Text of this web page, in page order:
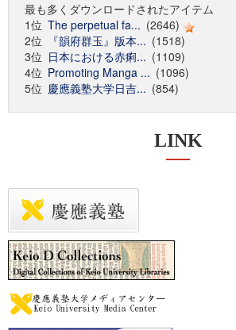
最も多くダウンロードされたアイテム
1位 The perpetual fa... (2646)
2位
『韻府群玉』版本... (1518)
3位 日本における赤痢... (1109)
4位 Promoting Manga ... (1096)
5位 慶應義塾大学日吉... (854)
LINK